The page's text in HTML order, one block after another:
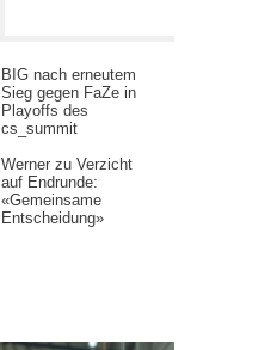
BIG nach erneutem
Sieg gegen FaZe in
Playoffs des
cs_summit
Werner zu Verzicht
auf Endrunde:
«Gemeinsame
Entscheidung»